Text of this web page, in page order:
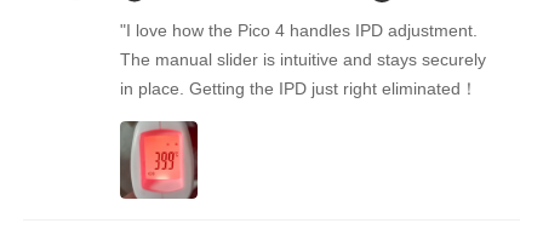
"I love how the Pico 4 handles IPD adjustment.
The manual slider is intuitive and stays securely
in place. Getting the IPD just right eliminated！